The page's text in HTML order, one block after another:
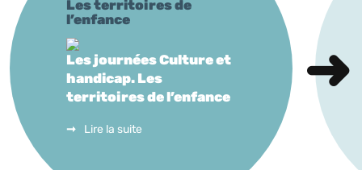
Les territoires de
l’enfance
Les journées Culture et
handicap. Les
territoires de l’enfance
Lire la suite